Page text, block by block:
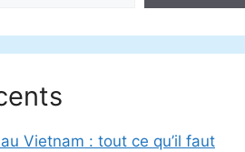
Vietnam : tout ce qu’il faut